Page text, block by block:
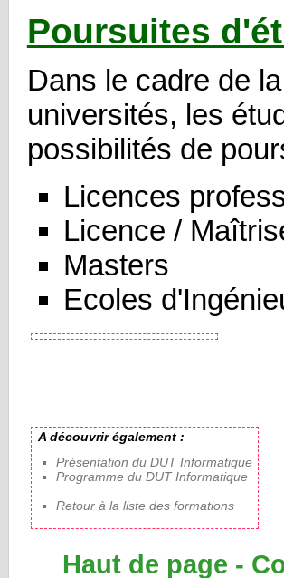
Poursuites
Dans le cadre de
universités, les
possibilités de
Licences
Licence /
Masters
Ecoles
A découvrir également :
Présentation du DUT Informatique
Programme du DUT Informatique
Retour à la liste des formations
Haut de page -